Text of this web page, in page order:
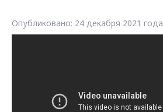
Опубликовано: 24 декабря 2021 года